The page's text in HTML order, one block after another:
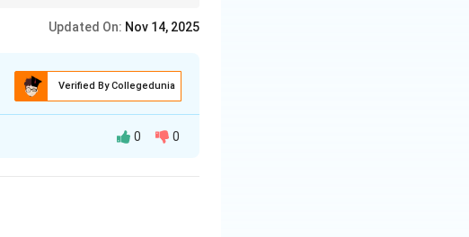
Updated On: Nov 14, 2025
Verified By Collegedunia
0 0